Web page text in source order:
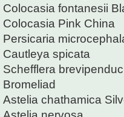
Colocasia fontanesii
Colocasia Pink China
Persicaria
Cautleya spicata
Schefflera
Bromeliad
Astelia chathamica
Astelia nervosa